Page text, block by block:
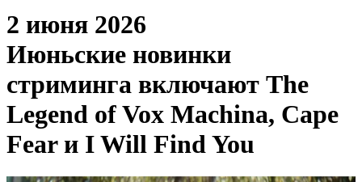
2 июня 2026
Июньские новинки
стриминга включают The
Legend of Vox Machina, Cape
Fear и I Will Find You